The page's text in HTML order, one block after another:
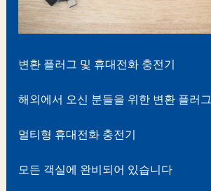
변환 플러그 및 휴대전화 충전기
해외에서 오신 분들을 위한 변환 플러그
멀티형 휴대전화 충전기
모든 객실에 완비되어 있습니다